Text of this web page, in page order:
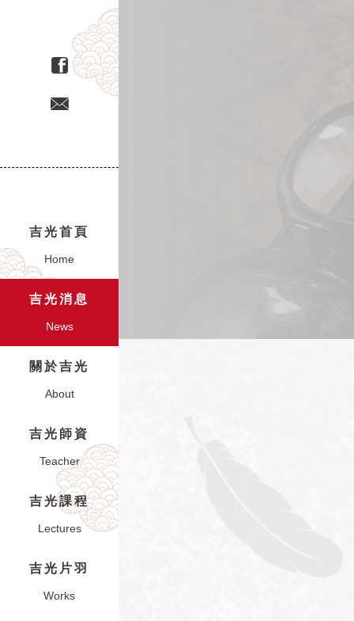
吉光首頁
Home
吉光消息
News
關於吉光
About
吉光師資
Teacher
吉光課程
Lectures
吉光片羽
Works